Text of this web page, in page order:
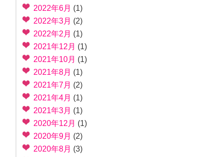
2022年6月 (1)
2022年3月 (2)
2022年2月 (1)
2021年12月 (1)
2021年10月 (1)
2021年8月 (1)
2021年7月 (2)
2021年4月 (1)
2021年3月 (1)
2020年12月 (1)
2020年9月 (2)
2020年8月 (3)